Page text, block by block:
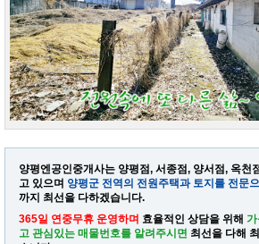
양평엔공인중개사는 양평점, 서종점, 양서점, 옥천
고 있으며 양평군 전역의 전원주택과 토지를 전문
까지 최선을 다하겠습니다.
365일 연중무휴 운영하며 효율적인 상담을 위해 가
고 관심있는 매물번호를 알려주시면 최선을 다해